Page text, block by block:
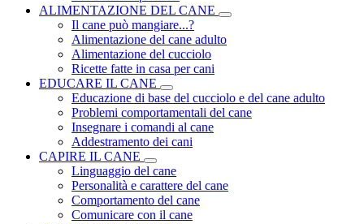
ALIMENTAZIONE DEL CANE
Il cane può mangiare...?
Alimentazione del cane adulto
Alimentazione del cucciolo
Ricette fatte in casa per cani
EDUCARE IL CANE
Educazione di base del cucciolo e del cane adulto
Problemi comportamentali del cane
Insegnare i comandi al cane
Addestramento dei cani
CAPIRE IL CANE
Linguaggio del cane
Personalità e carattere del cane
Comportamento del cane
Comunicare con il cane